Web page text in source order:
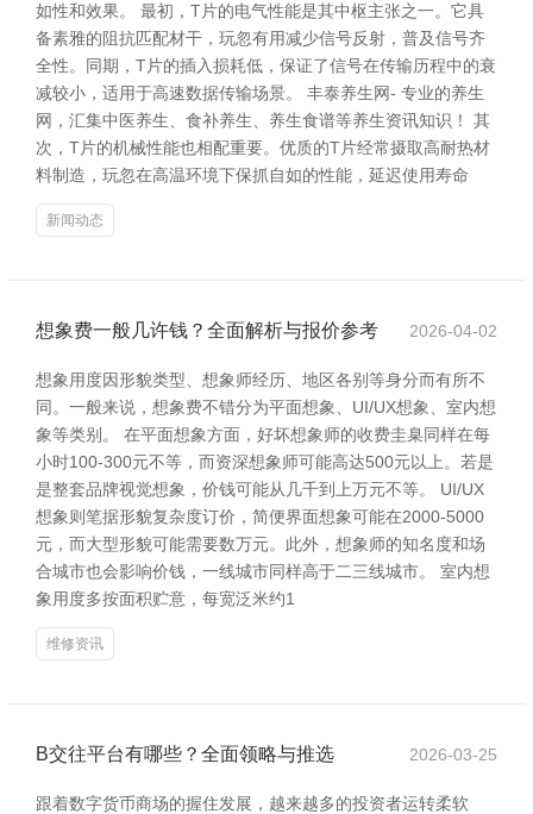
如性和效果。 最初，T片的电气性能是其中枢主张之一。它具
备素雅的阻抗匹配材干，玩忽有用减少信号反射，普及信号齐
全性。同期，T片的插入损耗低，保证了信号在传输历程中的衰
减较小，适用于高速数据传输场景。 丰泰养生网- 专业的养生
网，汇集中医养生、食补养生、养生食谱等养生资讯知识！ 其
次，T片的机械性能也相配重要。优质的T片经常摄取高耐热材
料制造，玩忽在高温环境下保抓自如的性能，延迟使用寿命
新闻动态
想象费一般几许钱？全面解析与报价参考 2026-04-02
想象用度因形貌类型、想象师经历、地区各别等身分而有所不
同。一般来说，想象费不错分为平面想象、UI/UX想象、室内想
象等类别。 在平面想象方面，好坏想象师的收费圭臬同样在每
小时100-300元不等，而资深想象师可能高达500元以上。若是
是整套品牌视觉想象，价钱可能从几千到上万元不等。 UI/UX
想象则笔据形貌复杂度订价，简便界面想象可能在2000-5000
元，而大型形貌可能需要数万元。此外，想象师的知名度和场
合城市也会影响价钱，一线城市同样高于二三线城市。 室内想
象用度多按面积贮意，每宽泛米约1
维修资讯
B交往平台有哪些？全面领略与推选 2026-03-25
跟着数字货币商场的握住发展，越来越多的投资者运转柔软